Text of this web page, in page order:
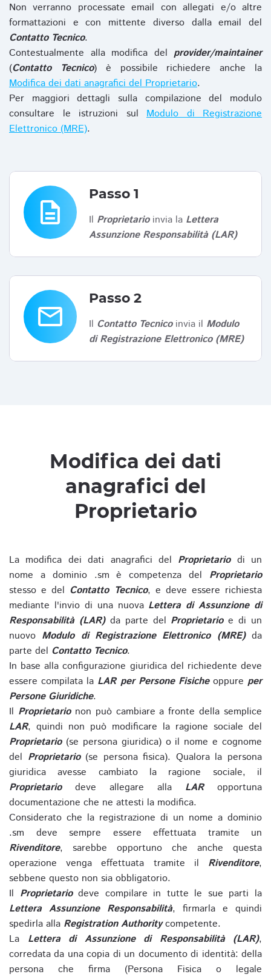
Non verranno processate email con allegati e/o altre
formattazioni e con mittente diverso dalla email del
Contatto Tecnico.
Contestualmente alla modifica del provider/maintainer
(Contatto Tecnico) è possibile richiedere anche la
Modifica dei dati anagrafici del Proprietario.
Per maggiori dettagli sulla compilazione del modulo
consultare le istruzioni sul Modulo di Registrazione
Elettronico (MRE).
description
Passo 1
Il Proprietarioinvia la Lettera
Assunzione Responsabilità (LAR)
email
Passo 2
Il Contatto Tecnicoinvia il Modulo
di Registrazione Elettronico (MRE)
Modifica dei dati
anagrafici del
Proprietario
La modifica dei dati anagrafici del Proprietariodi un
nome a dominio .sm è competenza del Proprietario
stesso e del Contatto Tecnico, e deve essere richiesta
mediante l'invio di una nuova Lettera di Assunzione di
Responsabilità (LAR)da parte del Proprietarioe di un
nuovo Modulo di Registrazione Elettronico (MRE)da
parte del Contatto Tecnico.
In base alla configurazione giuridica del richiedente deve
essere compilata la LAR per Persone Fisicheoppure per
Persone Giuridiche.
Il Proprietarionon può cambiare a fronte della semplice
LAR, quindi non può modificare la ragione sociale del
Proprietario(se persona giuridica) o il nome e cognome
del Proprietario(se persona fisica). Qualora la persona
giuridica avesse cambiato la ragione sociale, il
Proprietariodeve allegare alla LARopportuna
documentazione che ne attesti la modifica.
Considerato che la registrazione di un nome a dominio
.sm deve sempre essere effettuata tramite un
Rivenditore, sarebbe opportuno che anche questa
operazione venga effettuata tramite il Rivenditore,
sebbene questo non sia obbligatorio.
Il Proprietariodeve compilare in tutte le sue parti la
Lettera Assunzione Responsabilità, firmarla e quindi
spedirla alla Registration Authoritycompetente.
La Lettera di Assunzione di Responsabilità (LAR),
corredata da una copia di un documento di identità: della
persona che firma (Persona Fisica o legale